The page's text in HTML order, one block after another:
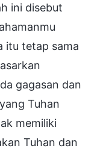
ini disebut
itu tetap sama
gagasan dan
Tuhan
memiliki
Tuhan dan